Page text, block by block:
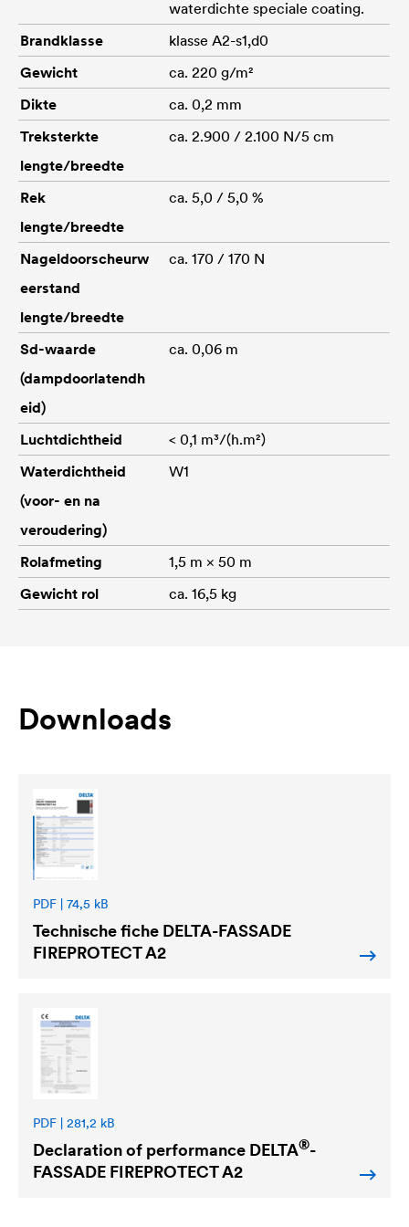
waterdichte speciale coating.
Brandklasse
klasse A2-s1,d0
Gewicht
ca. 220 g/m²
Dikte
ca. 0,2 mm
Treksterkte
lengte/breedte
ca. 2.900 / 2.100 N/5 cm
Rek
lengte/breedte
ca. 5,0 / 5,0 %
Nageldoorscheurw
eerstand
lengte/breedte
ca. 170 / 170 N
Sd-waarde
(dampdoorlatendh
eid)
ca. 0,06 m
Luchtdichtheid
< 0,1 m³/(h.m²)
Waterdichtheid
(voor- en na
veroudering)
W1
Rolafmeting
1,5 m × 50 m
Gewicht rol
ca. 16,5 kg
Downloads
PDF | 74,5 kB
Technische fiche DELTA-FASSADE
FIREPROTECT A2
PDF | 281,2 kB
Declaration of performance DELTA®-
FASSADE FIREPROTECT A2